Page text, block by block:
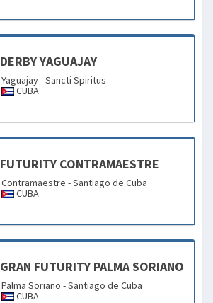
DERBY YAGUAJAY
Yaguajay - Sancti Spiritus
CUBA
FUTURITY CONTRAMAESTRE
Contramaestre - Santiago de Cuba
CUBA
GRAN FUTURITY PALMA SORIANO
Palma Soriano - Santiago de Cuba
CUBA